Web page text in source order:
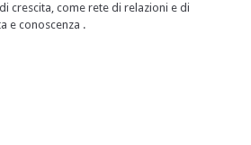
crescita, come rete di relazioni e di
e conoscenza .